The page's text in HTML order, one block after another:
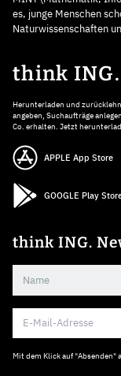
es, junge Menschen
Naturwissenschaften
think ING.
Herunterladen und
angeben, Suchaufträge
Co. erhalten. Jetzt
APPLE App Store
GOOGLE Play
think ING.
Mit dem Klick auf "Absenden"